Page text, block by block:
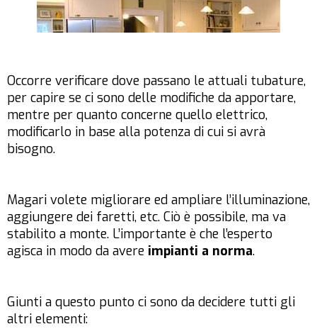
Occorre verificare dove passano le attuali tubature,
per capire se ci sono delle modifiche da apportare,
mentre per quanto concerne quello elettrico,
modificarlo in base alla potenza di cui si avrà
bisogno.
Magari volete migliorare ed ampliare l’illuminazione,
aggiungere dei faretti, etc. Ciò è possibile, ma va
stabilito a monte. L’importante è che l’esperto
agisca in modo da avere impianti a norma.
Giunti a questo punto ci sono da decidere tutti gli
altri elementi: